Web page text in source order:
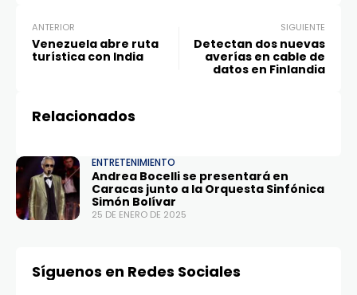
ANTERIOR
Venezuela abre ruta
turística con India
SIGUIENTE
Detectan dos nuevas
averías en cable de
datos en Finlandia
Relacionados
ENTRETENIMIENTO
Andrea Bocelli se presentará en
Caracas junto a la Orquesta Sinfónica
Simón Bolívar
25 DE ENERO DE 2025
Síguenos en Redes Sociales